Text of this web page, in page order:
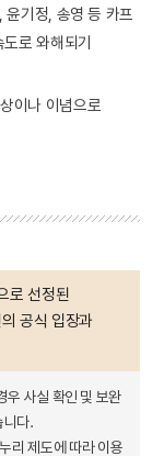
기정, 송영 등 카프
로 와해되기
이나 이념으로
로 선정된
공식 입장과
우 사실 확인 및 보완
니다.
리 제도에 따라 이용